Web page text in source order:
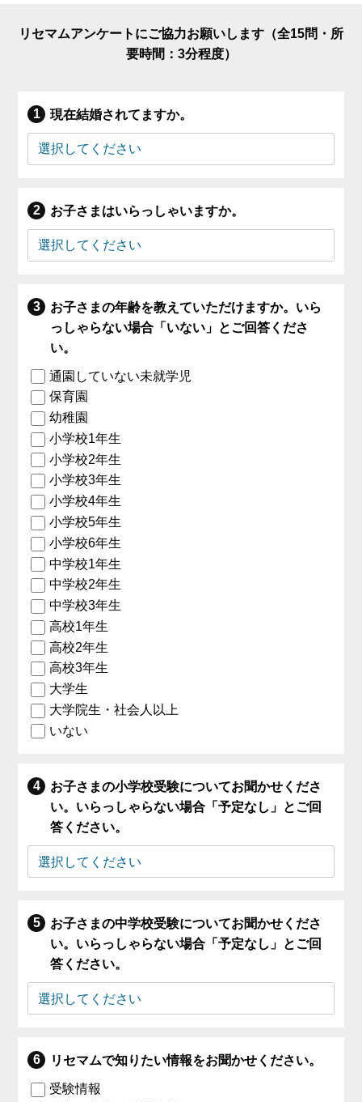
リセマムアンケートにご協力お願いします（全15問・所
要時間：3分程度）
現在結婚されてますか。
お子さまはいらっしゃいますか。
お子さまの年齢を教えていただけますか。いら
っしゃらない場合「いない」とご回答くださ
い。
通園していない未就学児
保育園
幼稚園
小学校1年生
小学校2年生
小学校3年生
小学校4年生
小学校5年生
小学校6年生
中学校1年生
中学校2年生
中学校3年生
高校1年生
高校2年生
高校3年生
大学生
大学院生・社会人以上
いない
お子さまの小学校受験についてお聞かせくださ
い。いらっしゃらない場合「予定なし」とご回
答ください。
お子さまの中学校受験についてお聞かせくださ
い。いらっしゃらない場合「予定なし」とご回
答ください。
リセマムで知りたい情報をお聞かせください。
受験情報